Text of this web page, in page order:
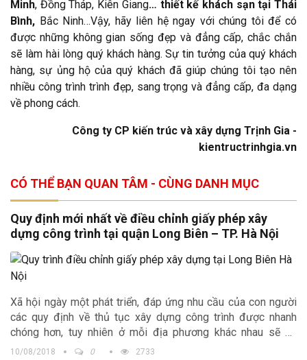
Minh, Đồng Tháp, Kiên Giang… thiết kế khách sạntại Thái
Bình, Bắc Ninh…Vậy, hãy liên hệ ngay với chúng tôi để có
được những không gian sống đẹp và đẳng cấp, chắc chắn
sẽ làm hài lòng quý khách hàng. Sự tin tưởng của quý khách
hàng, sự ủng hộ của quý khách đã giúp chúng tôi tạo nên
nhiều công trình trình đẹp, sang trọng và đẳng cấp, đa dạng
về phong cách.
Công ty CP kiến trúc và xây dựng Trịnh Gia -
kientructrinhgia.vn
CÓ THỂ BẠN QUAN TÂM - CÙNG DANH MỤC
Quy định mới nhất về điều chỉnh giấy phép xây
dựng công trình tại quận Long Biên – TP. Hà Nội
Xã hội ngày một phát triển, đáp ứng nhu cầu của con người
các quy định về thủ tục xây dựng công trình được nhanh
chóng hơn, tuy nhiên ở mỗi địa phương khác nhau sẽ có
những quy định khác nhau. Trong bài viết hôm nay, Kiến trúc
10/08/2018 0 2733